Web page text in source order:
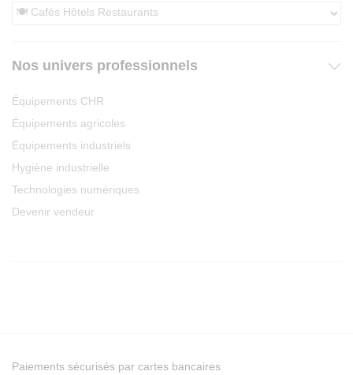
Nos univers professionnels
Équipements CHR
Équipements agricoles
Équipements industriels
Hygiène industrielle
Technologies numériques
Devenir vendeur
Paiements sécurisés par cartes bancaires